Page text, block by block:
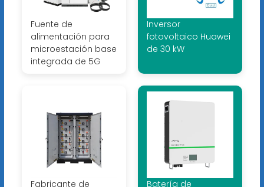
Fuente de
alimentación para
microestación base
integrada de 5G
Inversor
fotovoltaico Huawei
de 30 kW
Fabricante de
Batería de